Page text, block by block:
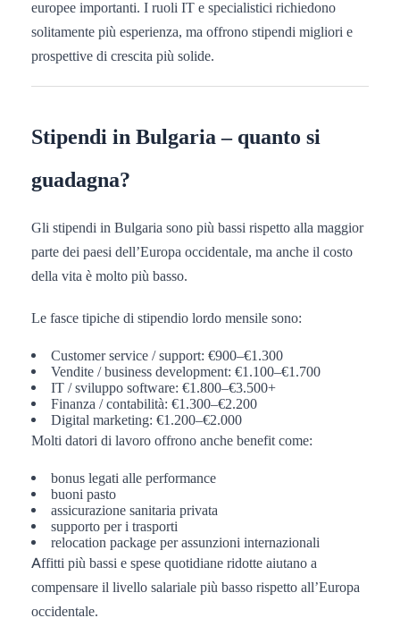
europee importanti. I ruoli IT e specialistici richiedono
solitamente più esperienza, ma offrono stipendi migliori e
prospettive di crescita più solide.
Stipendi in Bulgaria – quanto si
guadagna?
Gli stipendi in Bulgaria sono più bassi rispetto alla maggior
parte dei paesi dell’Europa occidentale, ma anche il costo
della vita è molto più basso.
Le fasce tipiche di stipendio lordo mensile sono:
Customer service / support: €900–€1.300
Vendite / business development: €1.100–€1.700
IT / sviluppo software: €1.800–€3.500+
Finanza / contabilità: €1.300–€2.200
Digital marketing: €1.200–€2.000
Molti datori di lavoro offrono anche benefit come:
bonus legati alle performance
buoni pasto
assicurazione sanitaria privata
supporto per i trasporti
relocation package per assunzioni internazionali
Affitti più bassi e spese quotidiane ridotte aiutano a
compensare il livello salariale più basso rispetto all’Europa
occidentale.